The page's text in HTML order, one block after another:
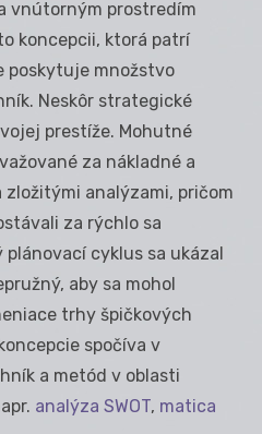
vnútorným prostredím
koncepcii, ktorá patrí
poskytuje množstvo
Neskôr strategické
prestíže. Mohutné
za nákladné a
analýzami, pričom
za rýchlo sa
cyklus sa ukázal
aby sa mohol
trhy špičkových
spočíva v
a metód v oblasti
analýza SWOT, matica